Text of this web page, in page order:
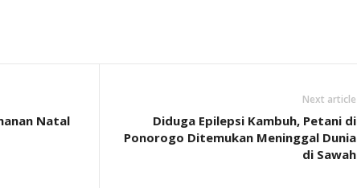
Natal
Next article
Diduga Epilepsi Kambuh, Petani di
Ponorogo Ditemukan Meninggal Dunia
di Sawah